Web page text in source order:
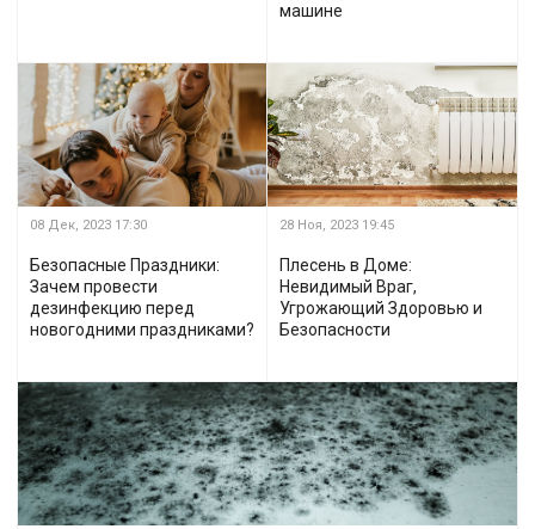
машине
08 Дек, 2023 17:30
Безопасные Праздники:
Зачем провести
дезинфекцию перед
новогодними праздниками?
28 Ноя, 2023 19:45
Плесень в Доме:
Невидимый Враг,
Угрожающий Здоровью и
Безопасности